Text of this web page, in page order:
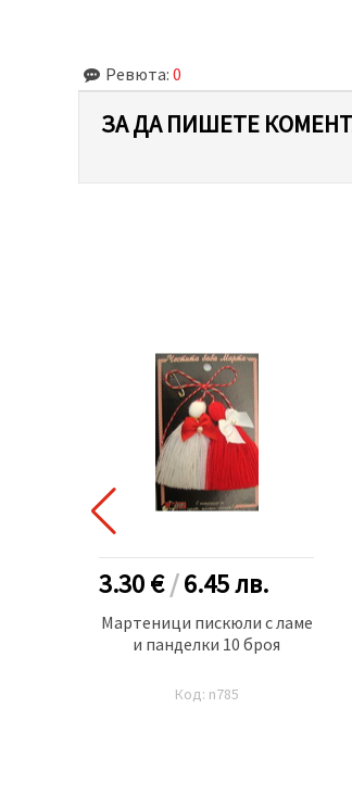
Ревюта: 0
ЗА ДА ПИШЕТЕ
3.30 €/6.45лв.
Мартеници пискюли с ламе
и панделки 10 броя
Код: n785